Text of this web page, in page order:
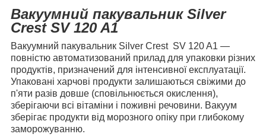
Вакуумний пакувальникSilver
Crest SV 120 A1
Вакуумний пакувальник Silver Crest SV 120 A1 —
повністю автоматизований прилад для упаковки різних
продуктів, призначений для інтенсивної експлуатації.
Упаковані харчові продукти залишаються свіжими до
п'яти разів довше (сповільнюється окислення),
зберігаючи всі вітаміни і поживні речовини. Вакуум
зберігає продукти від морозного опіку при глибокому
заморожуванню.